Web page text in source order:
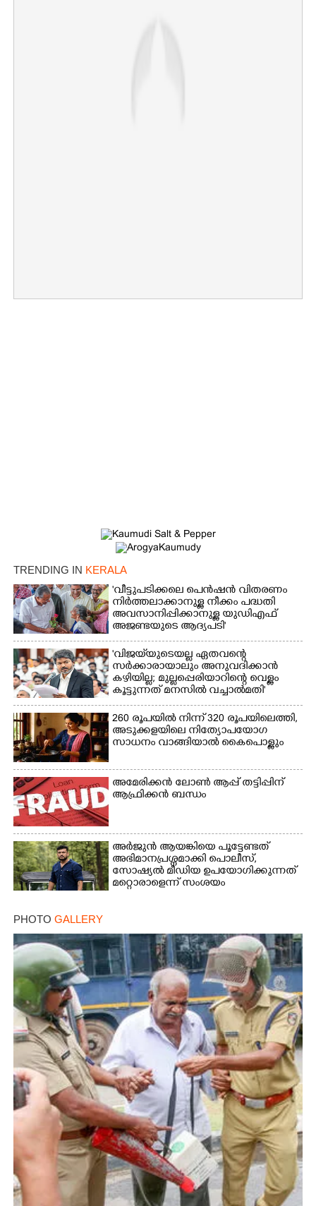
TRENDING IN KERALA
'വീട്ടുപടിക്കലെ പെൻഷൻ വിതരണം
നിർത്തലാക്കാനുള്ള നീക്കം പദ്ധതി
അവസാനിപ്പിക്കാനുള്ള യുഡിഎഫ്
അജണ്ടയുടെ ആദ്യപടി'
'വിജയ്‌യുടെയല്ല ഏതവന്റെ
സർക്കാരായാലും അനുവദിക്കാൻ
കഴിയില്ല; മുല്ലപ്പെരിയാറിന്റെ വെള്ളം
കൂട്ടുന്നത് മനസിൽ വച്ചാൽമതി'
260 രൂപയിൽ നിന്ന് 320 രൂപയിലെത്തി,
അടുക്കളയിലെ നിത്യോപയോഗ
സാധനം വാങ്ങിയാൽ കൈപൊള്ളും
അമേരിക്കൻ ലോൺ ആപ്പ് തട്ടിപ്പിന്
ആഫ്രിക്കൻ ബന്ധം
അർജുൻ ആയങ്കിയെ പൂട്ടേണ്ടത്
അഭിമാനപ്രശ്നമാക്കി പൊലീസ്,
സാേഷ്യൽ മീഡിയ ഉപയോഗിക്കുന്നത്
മറ്റൊരാളെന്ന് സംശയം
PHOTO GALLERY
Copy Link